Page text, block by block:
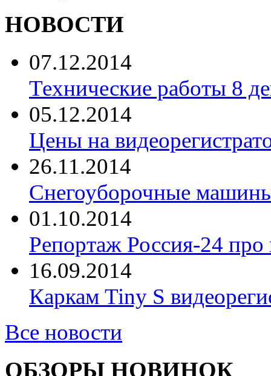
НОВОСТИ
07.12.2014
Технические работы 8
05.12.2014
Цены на
26.11.2014
Снегоуборочные машины
01.10.2014
Репортаж Россия-24 про
16.09.2014
Каркам Tiny S
Все новости
ОБЗОРЫ НОВИНОК